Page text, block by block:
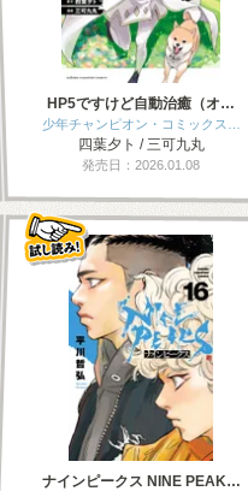
HP5ですけど自動治癒（オ…
少年チャンピオン・コミックス…
四葉夕ト / 三可九丸
発売日：2026.01.08
ナインピークス NINE PEAK…